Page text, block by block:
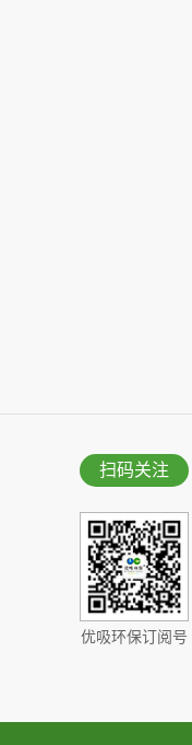
扫码关注
优吸环保订阅号